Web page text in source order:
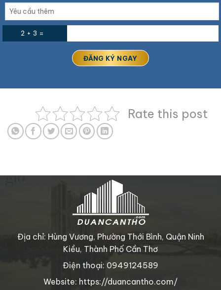
2 + 3 =
Rate this post
Địa chỉ: Hùng Vương, Phường Thới Bình, Quận Ninh
Kiều, Thành Phố Cần Thơ
Điện thoại: 0949124589
Website: https://duancantho.com/